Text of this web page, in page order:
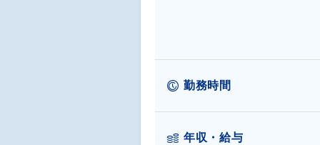
勤務時間
年収・給与